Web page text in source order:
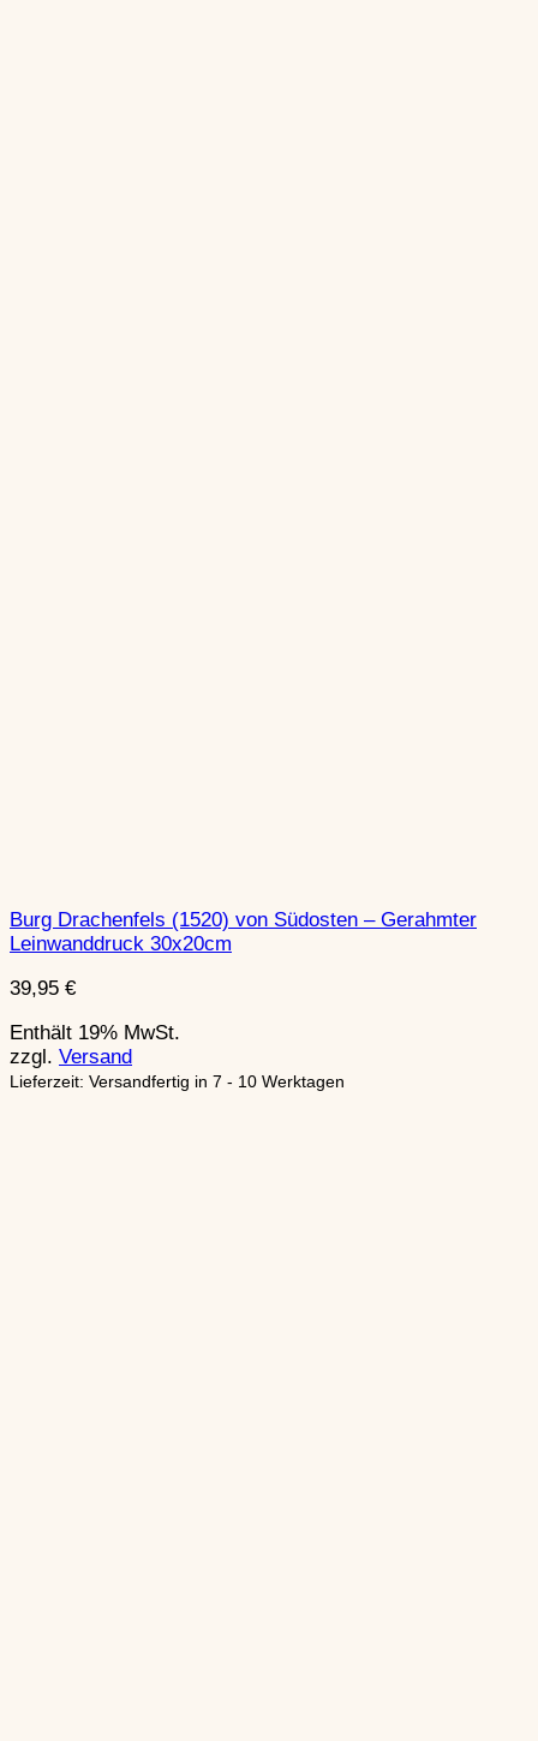
Burg Drachenfels (1520) von Südosten – Gerahmter
Leinwanddruck 30x20cm
39,95 €
Enthält 19% MwSt.
zzgl. Versand
Lieferzeit: Versandfertig in 7 - 10 Werktagen